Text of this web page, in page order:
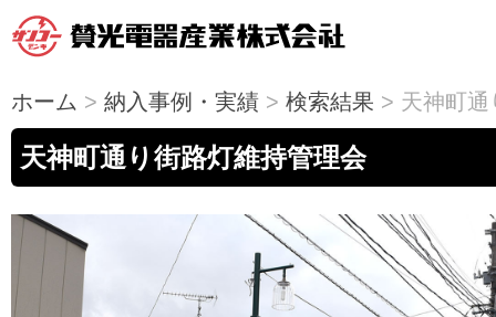
ホーム > 納入事例・実績 > 検索結果 > 天神町通
天神町通り街路灯維持管理会